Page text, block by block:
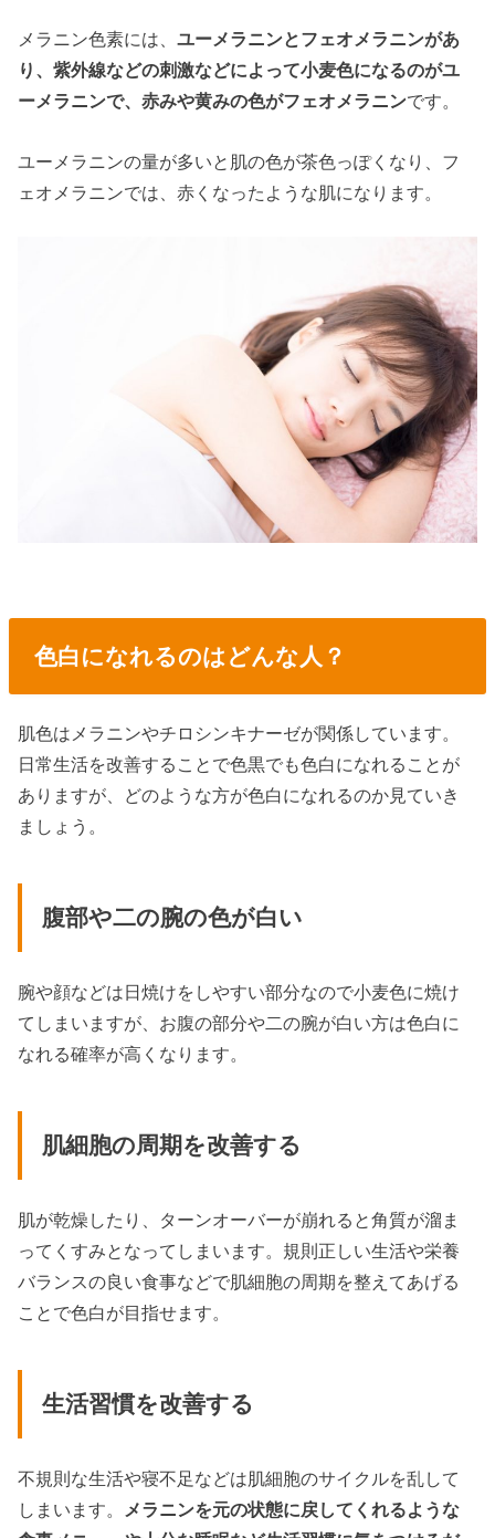
メラニン色素には、ユーメラニンとフェオメラニンがあ
り、紫外線などの刺激などによって小麦色になるのがユ
ーメラニンで、赤みや黄みの色がフェオメラニンです。
ユーメラニンの量が多いと肌の色が茶色っぽくなり、フ
ェオメラニンでは、赤くなったような肌になります。
色白になれるのはどんな人？
肌色はメラニンやチロシンキナーゼが関係しています。
日常生活を改善することで色黒でも色白になれることが
ありますが、どのような方が色白になれるのか見ていき
ましょう。
腹部や二の腕の色が白い
腕や顔などは日焼けをしやすい部分なので小麦色に焼け
てしまいますが、お腹の部分や二の腕が白い方は色白に
なれる確率が高くなります。
肌細胞の周期を改善する
肌が乾燥したり、ターンオーバーが崩れると角質が溜ま
ってくすみとなってしまいます。規則正しい生活や栄養
バランスの良い食事などで肌細胞の周期を整えてあげる
ことで色白が目指せます。
生活習慣を改善する
不規則な生活や寝不足などは肌細胞のサイクルを乱して
しまいます。
メラニンを元の状態に戻してくれるような